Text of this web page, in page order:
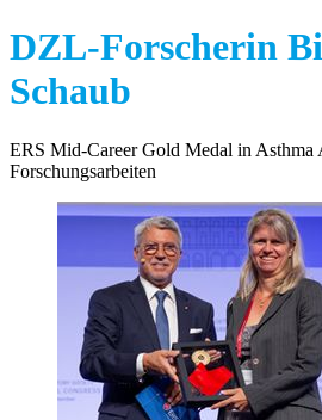
DZL-Forscherin
Schaub
ERS Mid-Career Gold Medal in Asthma
Forschungsarbeiten